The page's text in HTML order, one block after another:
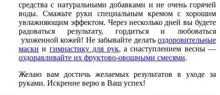
средства с натуральными добавками и не очень горячей
воды. Смажьте руки специальным кремом с хорошим
увлажняющим эффектом. Через несколько дней вы будете
радоваться результату, гордиться и любоваться
ухоженной кожей! Не забывайте делать оздоровительные
маски и гимнастику для рук, а снаступлением весны —
оздоравливайте их фруктово-овощными смесями.
Желаю вам достичь желаемых результатов в уходе за
руками. Искренне верю в Ваш успех!